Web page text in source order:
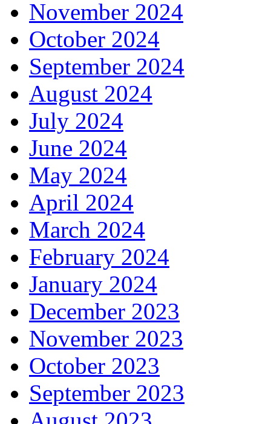
November 2024
October 2024
September 2024
August 2024
July 2024
June 2024
May 2024
April 2024
March 2024
February 2024
January 2024
December 2023
November 2023
October 2023
September 2023